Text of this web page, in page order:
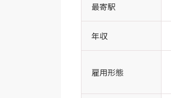
最寄駅
年収
雇用形態